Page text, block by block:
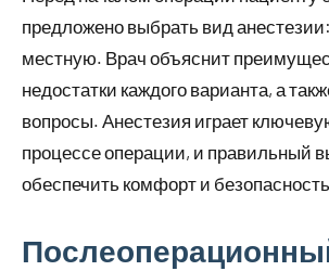
предложено выбрать вид
местную. Врач объяснит
недостатки каждого варианта, а
вопросы. Анестезия играет
процессе операции, и правильный
обеспечить комфорт и